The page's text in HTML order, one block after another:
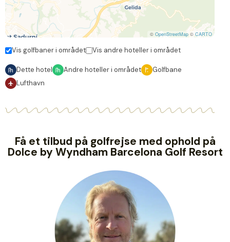
© OpenStreetMap© CARTO
Vis golfbaner i området Vis andre hoteller i området
Dette hotel Andre hoteller i området
Golfbane
Lufthavn
Få et tilbud på golfrejse med ophold på
Dolce by Wyndham Barcelona Golf Resort